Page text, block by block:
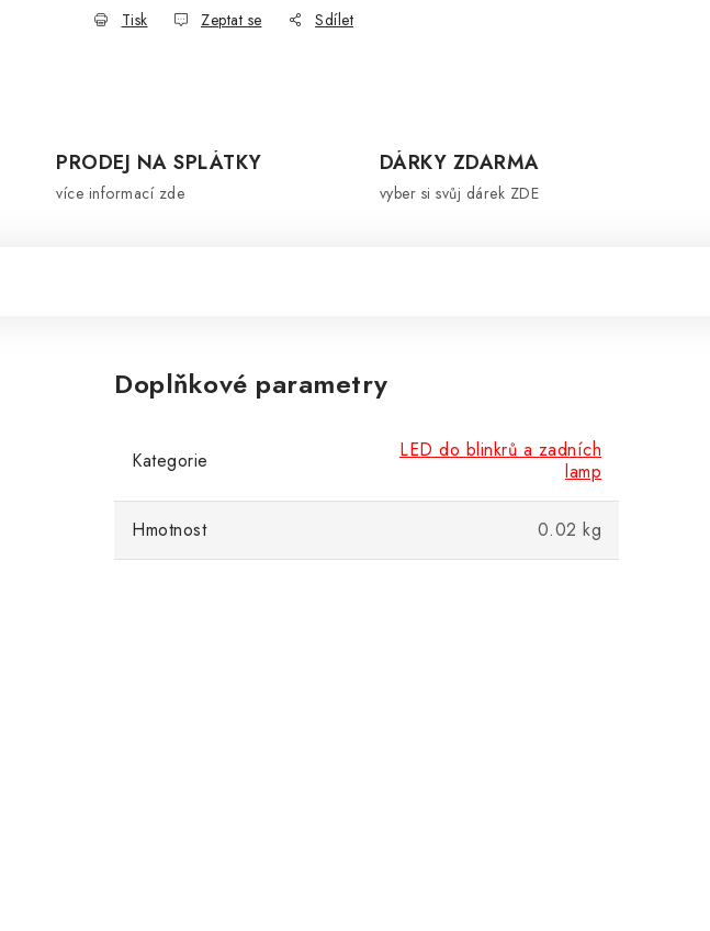
Tisk Zeptat se Sdílet
PRODEJ NA SPLÁTKY
více informací zde
DÁRKY ZDARMA
vyber si svůj dárek ZDE
Doplňkové parametry
Kategorie
LED do blinkrů a zadních
lamp
Hmotnost 0.02 kg